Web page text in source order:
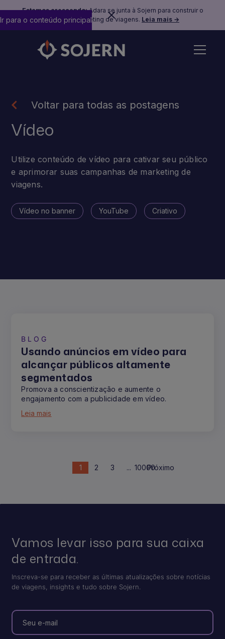
Estamos crescendo:Adara se junta à Sojern para construir o
futuro do marketing de viagens. Leia mais →
Ir para o conteúdo principal
Voltar para todas as postagens
Vídeo
Utilize conteúdo de vídeo para cativar seu público
e aprimorar suas campanhas de marketing de
viagens.
Vídeo no banner YouTube Criativo
BLOG
Usando anúncios em vídeo para
alcançar públicos altamente
segmentados
Promova a conscientização e aumente o
engajamento com a publicidade em vídeo.
Leia mais
1 2 3 ... 10000Próximo
Vamos levar isso para sua caixa
de entrada.
Inscreva-se para receber as últimas atualizações sobre notícias
de viagens, insights e tudo sobre Sojern.